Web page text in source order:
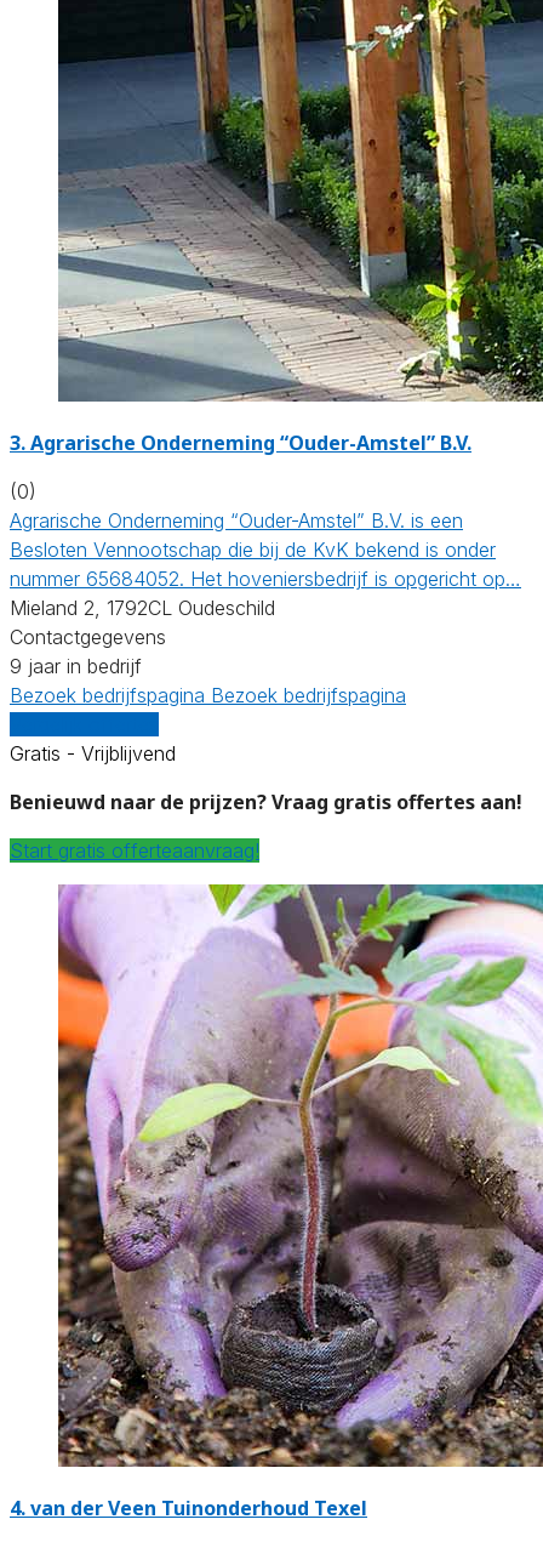
3.Agrarische Onderneming “Ouder-Amstel” B.V.
(0)
Agrarische Onderneming “Ouder-Amstel” B.V. is een
Besloten Vennootschap die bij de KvK bekend is onder
nummer 65684052. Het hoveniersbedrijf is opgericht op…
Mieland 2, 1792CL Oudeschild
Contactgegevens
9 jaar in bedrijf
Bezoek bedrijfspagina Bezoek bedrijfspagina
Gratis - Vrijblijvend
Benieuwd naar de prijzen? Vraag gratis offertes aan!
Start gratis offerteaanvraag!
4.van der Veen Tuinonderhoud Texel